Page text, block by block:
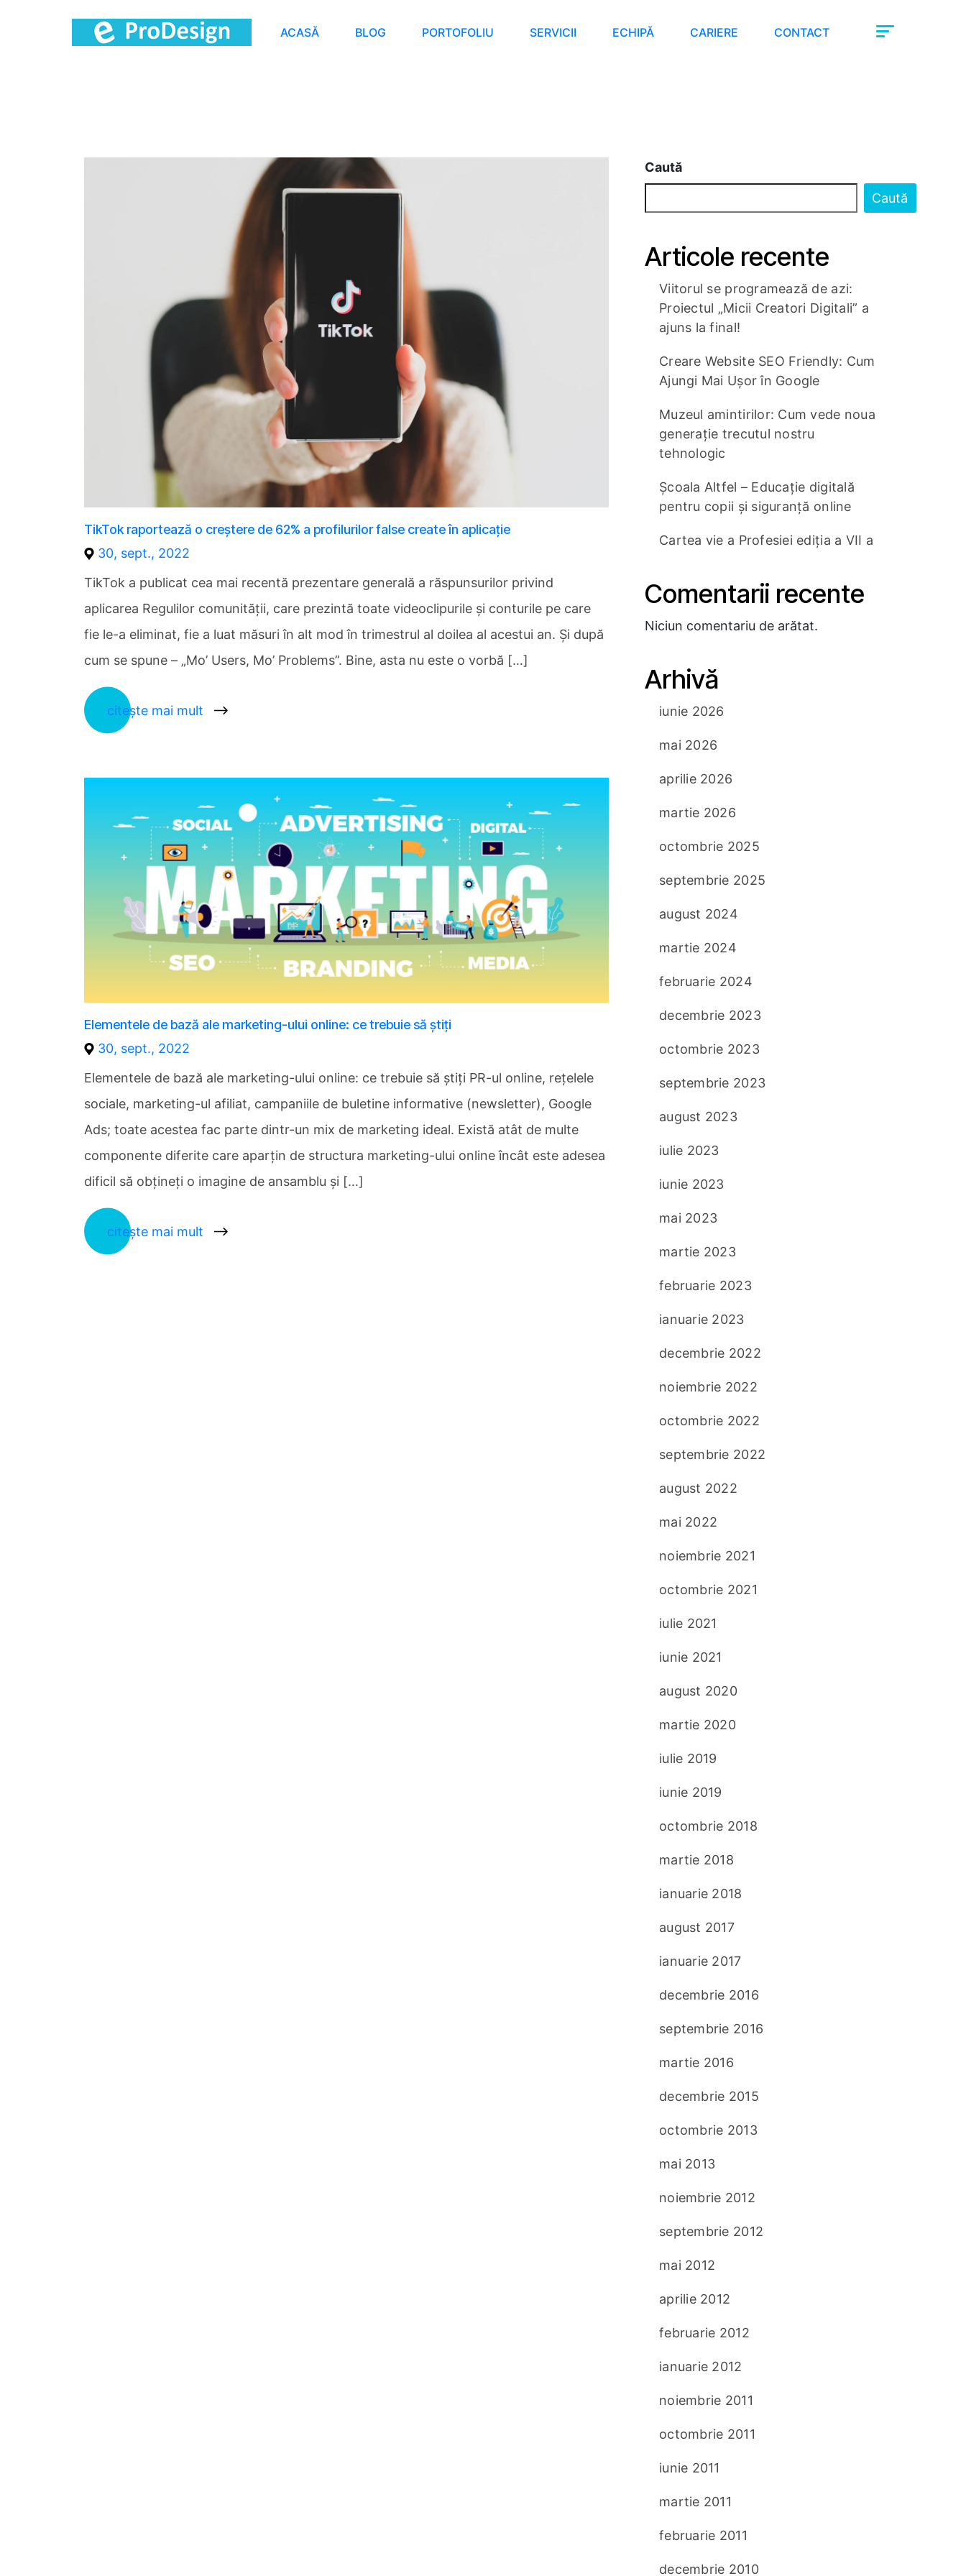
ACASĂ BLOG PORTOFOLIU SERVICII ECHIPĂ CARIERE CONTACT
TikTok raportează o creștere de 62% a profilurilor false create în aplicație
30, sept., 2022
TikTok a publicat cea mai recentă prezentare generală a răspunsurilor privind
aplicarea Regulilor comunității, care prezintă toate videoclipurile și conturile pe care
fie le-a eliminat, fie a luat măsuri în alt mod în trimestrul al doilea al acestui an. Și după
cum se spune – „Mo’ Users, Mo’ Problems”. Bine, asta nu este o vorbă […]
citește mai mult
Elementele de bază ale marketing-ului online: ce trebuie să știți
30, sept., 2022
Elementele de bază ale marketing-ului online: ce trebuie să știți PR-ul online, rețelele
sociale, marketing-ul afiliat, campaniile de buletine informative (newsletter), Google
Ads; toate acestea fac parte dintr-un mix de marketing ideal. Există atât de multe
componente diferite care aparțin de structura marketing-ului online încât este adesea
dificil să obțineți o imagine de ansamblu și […]
citește mai mult
Caută
Caută
Articole recente
Viitorul se programează de azi:
Proiectul „Micii Creatori Digitali” a
ajuns la final!
Creare Website SEO Friendly: Cum
Ajungi Mai Ușor în Google
Muzeul amintirilor: Cum vede noua
generație trecutul nostru
tehnologic
Școala Altfel – Educație digitală
pentru copii și siguranță online
Cartea vie a Profesiei ediția a VII a
Comentarii recente
Niciun comentariu de arătat.
Arhivă
iunie 2026
mai 2026
aprilie 2026
martie 2026
octombrie 2025
septembrie 2025
august 2024
martie 2024
februarie 2024
decembrie 2023
octombrie 2023
septembrie 2023
august 2023
iulie 2023
iunie 2023
mai 2023
martie 2023
februarie 2023
ianuarie 2023
decembrie 2022
noiembrie 2022
octombrie 2022
septembrie 2022
august 2022
mai 2022
noiembrie 2021
octombrie 2021
iulie 2021
iunie 2021
august 2020
martie 2020
iulie 2019
iunie 2019
octombrie 2018
martie 2018
ianuarie 2018
august 2017
ianuarie 2017
decembrie 2016
septembrie 2016
martie 2016
decembrie 2015
octombrie 2013
mai 2013
noiembrie 2012
septembrie 2012
mai 2012
aprilie 2012
februarie 2012
ianuarie 2012
noiembrie 2011
octombrie 2011
iunie 2011
martie 2011
februarie 2011
decembrie 2010